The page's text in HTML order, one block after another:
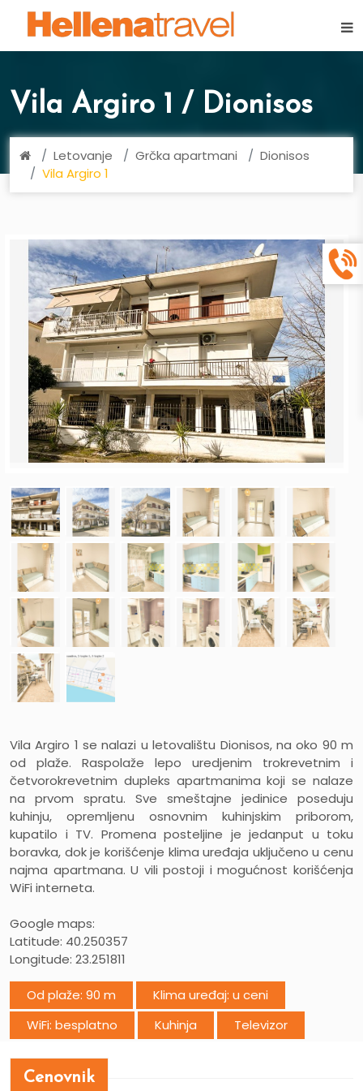
Vila Argiro 1 / Dionisos
Letovanje Grčka apartmani
Dionisos
Vila Argiro 1
Vila Argiro 1 se nalazi u letovalištu Dionisos, na oko 90 m
od plaže. Raspolaže lepo uredjenim trokrevetnim i
četvorokrevetnim dupleks apartmanima koji se nalaze
na prvom spratu. Sve smeštajne jedinice poseduju
kuhinju, opremljenu osnovnim kuhinjskim priborom,
kupatilo i TV. Promena posteljine je jedanput u toku
boravka, dok je korišćenje klima uređaja uključeno u cenu
najma apartmana. U vili postoji i mogućnost korišćenja
WiFi interneta.
Google maps:
Latitude: 40.250357
Longitude: 23.251811
Od plaže: 90 m
Klima uređaj: u ceni
WiFi: besplatno
Kuhinja Televizor
Cenovnik